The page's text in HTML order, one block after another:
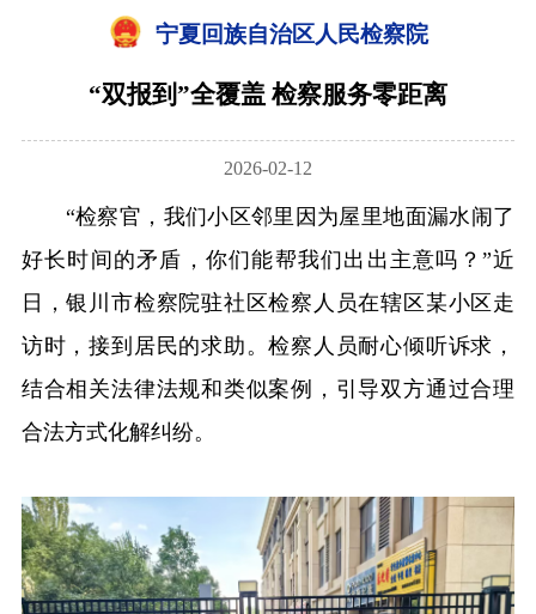
宁夏回族自治区人民检察院
“双报到”全覆盖 检察服务零距离
2026-02-12
“检察官，我们小区邻里因为屋里地面漏水闹了
好长时间的矛盾，你们能帮我们出出主意吗？”近
日，银川市检察院驻社区检察人员在辖区某小区走
访时，接到居民的求助。检察人员耐心倾听诉求，
结合相关法律法规和类似案例，引导双方通过合理
合法方式化解纠纷。